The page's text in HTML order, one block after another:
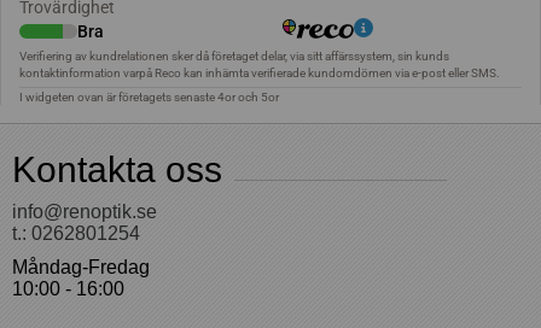
Kontakta oss
info@renoptik.se
t.: 0262801254
Måndag-Fredag
10:00 - 16:00